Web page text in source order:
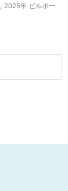
2025年 ビルボー